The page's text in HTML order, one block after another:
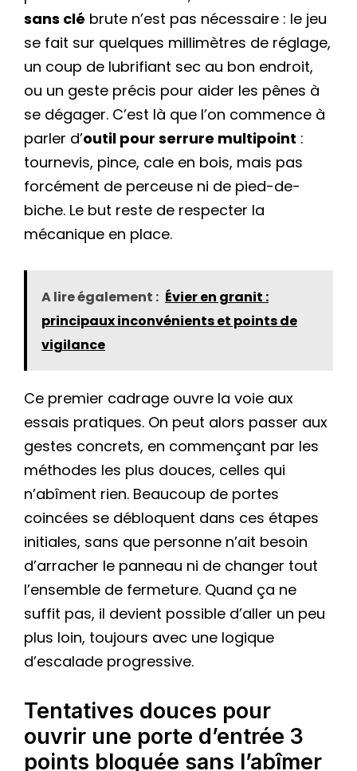
sans clé brute n’est pas nécessaire : le jeu
se fait sur quelques millimètres de réglage,
un coup de lubrifiant sec au bon endroit,
ou un geste précis pour aider les pênes à
se dégager. C’est là que l’on commence à
parler d’outil pour serrure multipoint :
tournevis, pince, cale en bois, mais pas
forcément de perceuse ni de pied-de-
biche. Le but reste de respecter la
mécanique en place.
A lire également : Évier en granit :
principaux inconvénients et points de
vigilance
Ce premier cadrage ouvre la voie aux
essais pratiques. On peut alors passer aux
gestes concrets, en commençant par les
méthodes les plus douces, celles qui
n’abîment rien. Beaucoup de portes
coincées se débloquent dans ces étapes
initiales, sans que personne n’ait besoin
d’arracher le panneau ni de changer tout
l’ensemble de fermeture. Quand ça ne
suffit pas, il devient possible d’aller un peu
plus loin, toujours avec une logique
d’escalade progressive.
Tentatives douces pour
ouvrir une porte d’entrée 3
points bloquée sans l’abîmer